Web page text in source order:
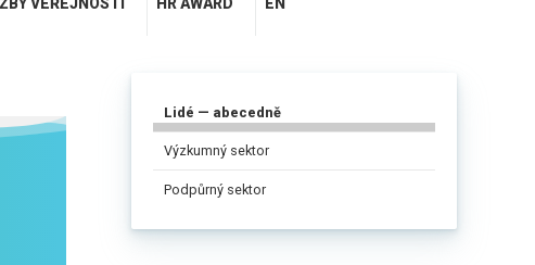
Lidé — abecedně
Výzkumný sektor
Podpůrný sektor